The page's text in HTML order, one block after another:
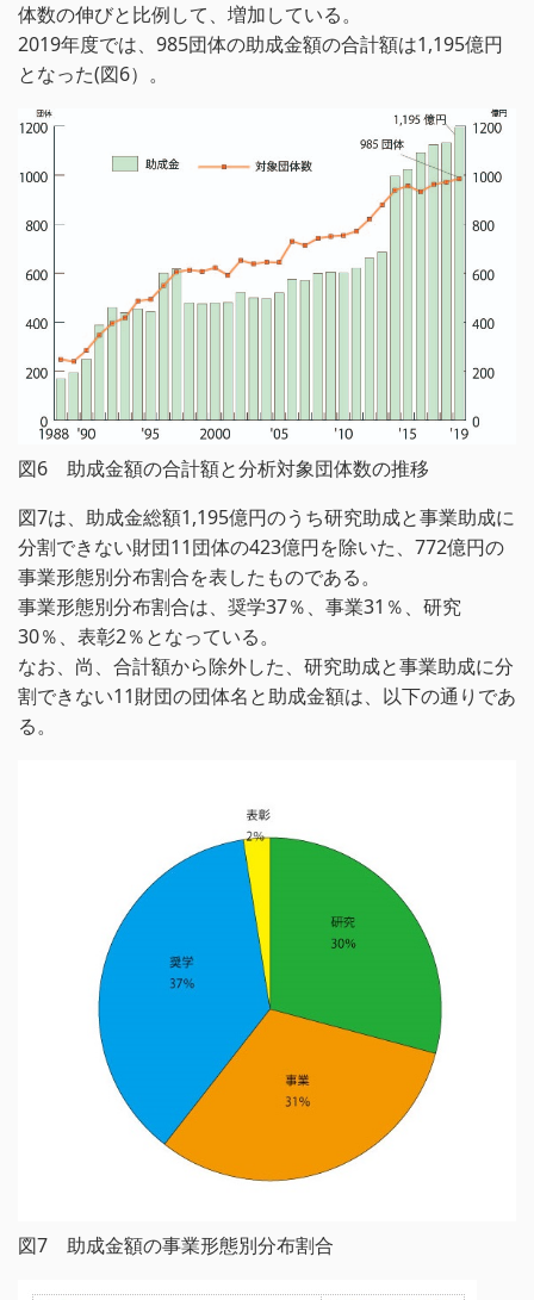
体数の伸びと比例して、増加している。
2019年度では、985団体の助成金額の合計額は1,195億円
となった(図6）。
図6 助成金額の合計額と分析対象団体数の推移
図7は、助成金総額1,195億円のうち研究助成と事業助成に
分割できない財団11団体の423億円を除いた、772億円の
事業形態別分布割合を表したものである。
事業形態別分布割合は、奨学37％、事業31％、研究
30％、表彰2％となっている。
なお、尚、合計額から除外した、研究助成と事業助成に分
割できない11財団の団体名と助成金額は、以下の通りであ
る。
図7 助成金額の事業形態別分布割合